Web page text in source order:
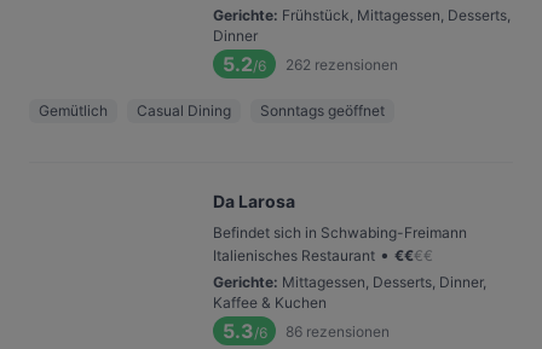
Gerichte: Frühstück, Mittagessen, Desserts,
Dinner
5.2/6 262 rezensionen
Gemütlich Casual Dining Sonntags geöffnet
Da Larosa
Befindet sich in Schwabing-Freimann
Italienisches Restaurant • €€€€
Gerichte: Mittagessen, Desserts, Dinner,
Kaffee & Kuchen
5.3/6 86 rezensionen